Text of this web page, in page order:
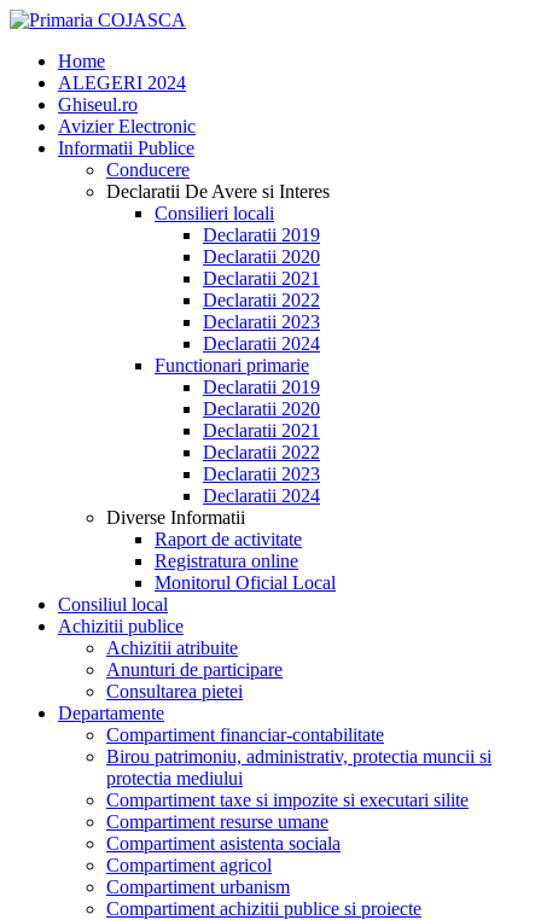
Home
ALEGERI 2024
Ghiseul.ro
Avizier Electronic
Informatii Publice
Conducere
Declaratii De Avere si Interes
Consilieri locali
Declaratii 2019
Declaratii 2020
Declaratii 2021
Declaratii 2022
Declaratii 2023
Declaratii 2024
Functionari primarie
Declaratii 2019
Declaratii 2020
Declaratii 2021
Declaratii 2022
Declaratii 2023
Declaratii 2024
Diverse Informatii
Raport de activitate
Registratura online
Monitorul Oficial Local
Consiliul local
Achizitii publice
Achizitii atribuite
Anunturi de participare
Consultarea pietei
Departamente
Compartiment financiar-contabilitate
Birou patrimoniu, administrativ, protectia muncii si
protectia mediului
Compartiment taxe si impozite si executari silite
Compartiment resurse umane
Compartiment asistenta sociala
Compartiment agricol
Compartiment urbanism
Compartiment achizitii publice si proiecte